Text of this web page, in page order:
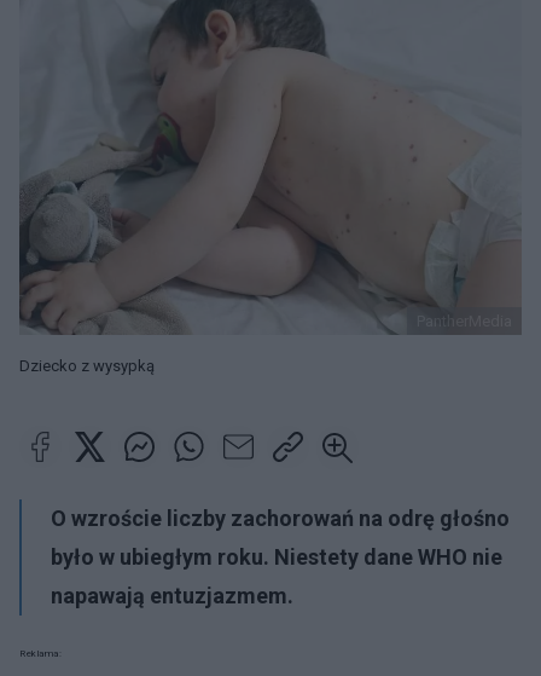
PantherMedia
Dziecko z wysypką
O wzroście liczby zachorowań na odrę głośno
było w ubiegłym roku. Niestety dane WHO nie
napawają entuzjazmem.
Reklama: